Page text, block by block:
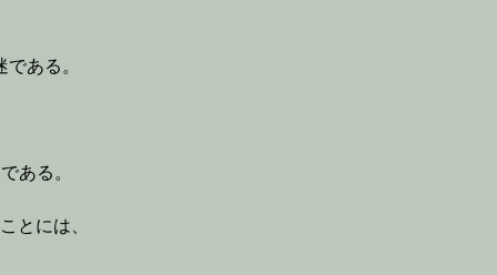
ある。
ある。
とには、